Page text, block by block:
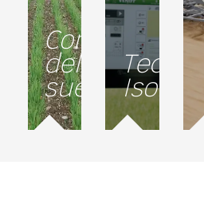
Conservación
del
suelo Isobus